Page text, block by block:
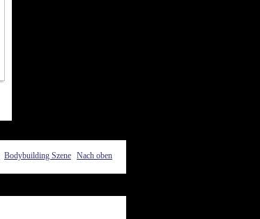
Bodybuilding Szene Nach oben